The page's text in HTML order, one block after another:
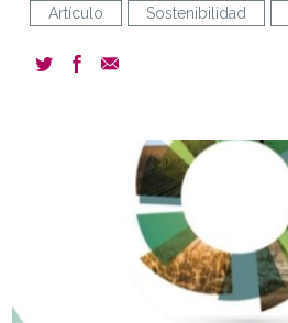
Artículo Sostenibilidad